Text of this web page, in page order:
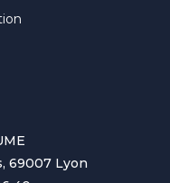
69007 Lyon